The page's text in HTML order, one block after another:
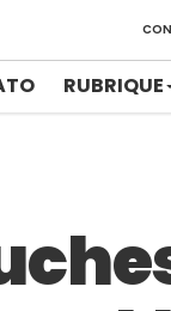
RUBRIQUE